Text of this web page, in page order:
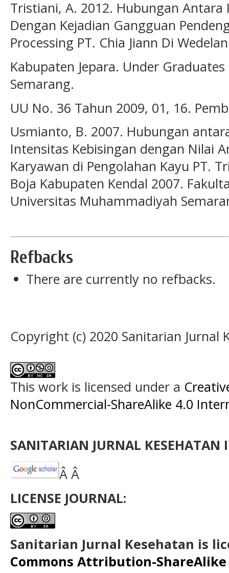
Tristiani, A. 2012. Hubungan Antara
Dengan Kejadian Gangguan
Processing PT. Chia Jiann Di Wedelan
Kabupaten Jepara. Under
Semarang.
UU No. 36 Tahun 2009, 01, 16.
Usmianto, B. 2007. Hubungan
Intensitas Kebisingan dengan Nilai
Karyawan di Pengolahan Kayu PT.
Boja Kabupaten Kendal 2007.
Universitas Muhammadiyah
Refbacks
There are currently no refbacks.
Copyright (c) 2020 Sanitarian Jurnal
This work is licensed under a
NonCommercial-ShareAlike 4.0
SANITARIAN JURNAL KESEHATAN
Â Â
LICENSE JOURNAL:
Sanitarian Jurnal Kesehatan is
Commons Attribution-